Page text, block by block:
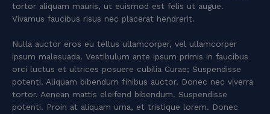
tortor aliquam mauris, ut euismod est felis ut augue.
Vivamus faucibus risus nec placerat hendrerit.
Nulla auctor eros eu tellus ullamcorper, vel ullamcorper
ipsum malesuada. Vestibulum ante ipsum primis in faucibus
orci luctus et ultrices posuere cubilia Curae; Suspendisse
potenti. Aliquam bibendum finibus auctor. Donec nec viverra
tortor. Aenean mattis eleifend bibendum. Suspendisse
potenti. Proin at aliquam urna, et tristique lorem. Donec